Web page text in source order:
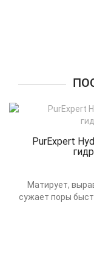
PurExpert
Матирует,
сужает поры